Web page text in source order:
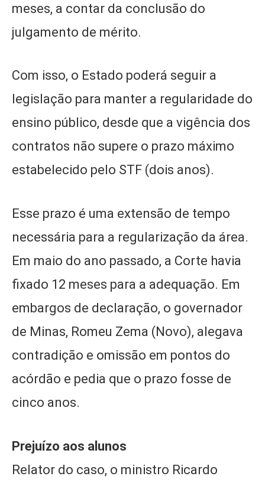
meses, a contar da conclusão do
julgamento de mérito.
Com isso, o Estado poderá seguir a
legislação para manter a regularidade do
ensino público, desde que a vigência dos
contratos não supere o prazo máximo
estabelecido pelo STF (dois anos).
Esse prazo é uma extensão de tempo
necessária para a regularização da área.
Em maio do ano passado, a Corte havia
fixado 12 meses para a adequação. Em
embargos de declaração, o governador
de Minas, Romeu Zema (Novo), alegava
contradição e omissão em pontos do
acórdão e pedia que o prazo fosse de
cinco anos.
Prejuízo aos alunos
Relator do caso, o ministro Ricardo